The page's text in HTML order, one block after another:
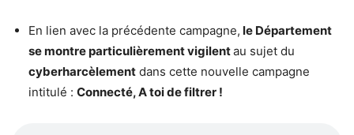
En lien avec la précédente campagne, le Département
se montre particulièrement vigilentau sujet du
cyberharcèlement dans cette nouvelle campagne
intitulé : Connecté, A toi de filtrer !